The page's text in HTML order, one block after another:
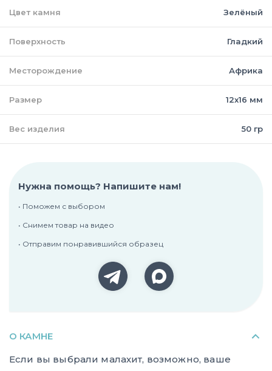
Цвет камня Зелёный
Поверхность Гладкий
Месторождение Африка
Размер 12х16 мм
Вес изделия 50 гр
Нужна помощь? Напишите нам!
• Поможем с выбором
• Снимем товар на видео
• Отправим понравившийся образец
О КАМНЕ
Если вы выбрали малахит, возможно, ваше